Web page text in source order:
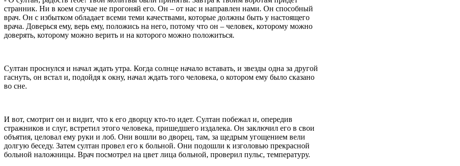
странник. Ни в коем случае не прогоняй его. Он – от нас и направлен нами. Он способный
врач. Он с избытком обладает всеми теми качествами, которые должны быть у настоящего
врача. Доверься ему, верь ему, положись на него, потому что он – человек, которому можно
доверять, которому можно верить и на которого можно положиться.
Султан проснулся и начал ждать утра. Когда солнце начало вставать, и звезды одна за другой
гаснуть, он встал и, подойдя к окну, начал ждать того человека, о котором ему было сказано
во сне.
И вот, смотрит он и видит, что к его дворцу кто-то идет. Султан побежал и, опередив
стражников и слуг, встретил этого человека, пришедшего издалека. Он заключил его в свои
объятия, целовал ему руки и лоб. Они вошли во дворец, там, за щедрым угощением вели
долгую беседу. Затем султан провел его к больной. Они подошли к изголовью прекрасной
больной наложницы. Врач посмотрел на цвет лица больной, проверил пульс, температуру.